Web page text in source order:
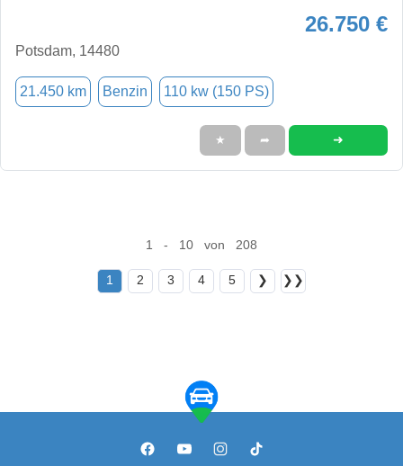
26.750 €
Potsdam, 14480
21.450 km Benzin 110 kw (150 PS)
★ ➦ ➜
1 - 10 von 208
1 2 3 4 5 ❯ ❯❯